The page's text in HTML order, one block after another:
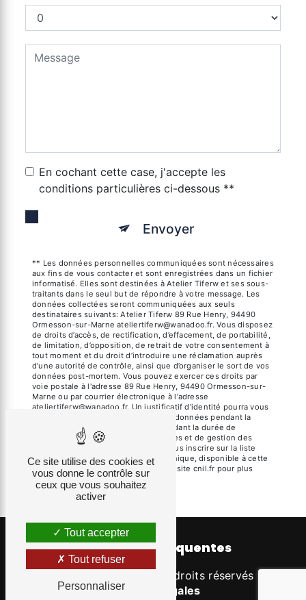
En cochant cette case, j'accepte les
conditions particulières ci-dessous **
Envoyer
** Les données personnelles communiquées sont nécessaires
aux fins de vous contacter et sont enregistrées dans un fichier
informatisé. Elles sont destinées à Atelier Tiferw et ses sous-
traitants dans le seul but de répondre à votre message. Les
données collectées seront communiquées aux seuls
destinataires suivants: Atelier Tiferw 89 Rue Henry, 94490
Ormesson-sur-Marne ateliertiferw@wanadoo.fr. Vous disposez
de droits d’accès, de rectification, d’effacement, de portabilité,
de limitation, d’opposition, de retrait de votre consentement à
tout moment et du droit d’introduire une réclamation auprès
d’une autorité de contrôle, ainsi que d’organiser le sort de vos
données post-mortem. Vous pouvez exercer ces droits par
voie postale à l'adresse 89 Rue Henry, 94490 Ormesson-sur-
Marne ou par courrier électronique à l'adresse
ateliertiferw@wanadoo.fr. Un justificatif d'identité pourra vous
être demandé. Nous conservons vos données pendant la
période de prise de contact puis pendant la durée de
prescription légale aux fins probatoires et de gestion des
contentieux. Vous avez le droit de vous inscrire sur la liste
d'opposition au démarchage téléphonique, disponible à cette
adresse:
Bloctel.gouv.fr. Consultez le site cnil.fr pour plus
d’informations sur vos droits.
Recherches fréquentes
- 2026 - Tous droits réservés -
Mentions légales
Ce site utilise des cookies et
vous donne le contrôle sur
ceux que vous souhaitez
activer
Tout accepter
Tout refuser
Personnaliser